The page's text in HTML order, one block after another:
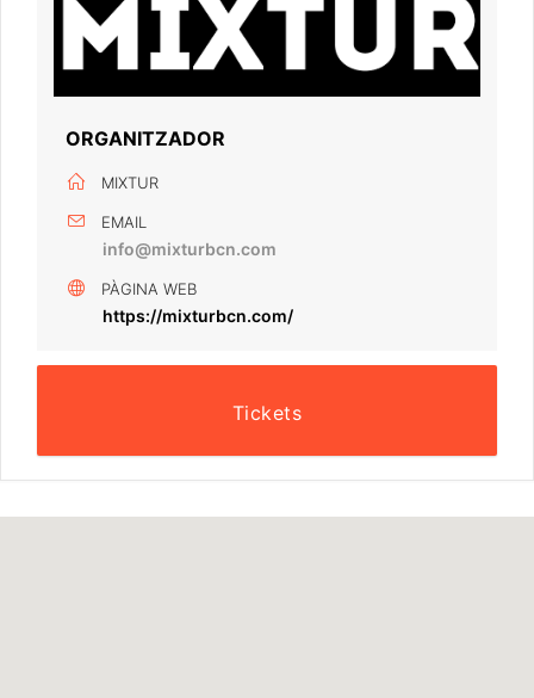
ORGANITZADOR
MIXTUR
EMAIL
info@mixturbcn.com
PÀGINA WEB
https://mixturbcn.com/
Tickets